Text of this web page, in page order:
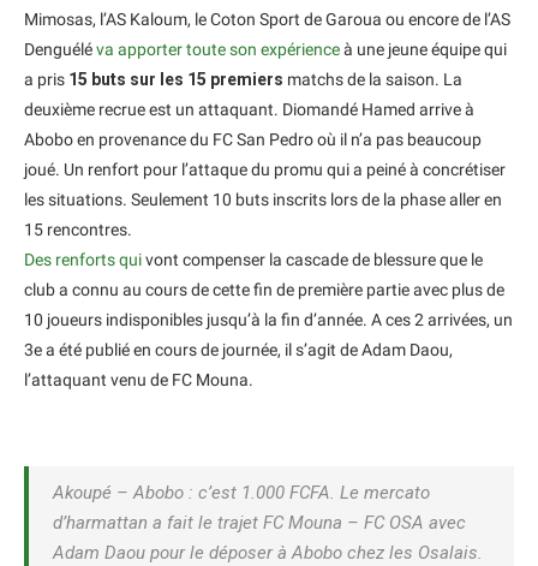
Mimosas, l’AS Kaloum, le Coton Sport de Garoua ou encore de l’AS
Denguéléva apporter toute son expérienceà une jeune équipe qui
a pris 15 buts sur les 15 premiers matchs de la saison. La
deuxième recrue est un attaquant. Diomandé Hamed arrive à
Abobo en provenance du FC San Pedro où il n’a pas beaucoup
joué. Un renfort pour l’attaque du promu qui a peiné à concrétiser
les situations. Seulement 10 buts inscrits lors de la phase aller en
15 rencontres.
Des renforts quivont compenser la cascade de blessure que le
club a connu au cours de cette fin de première partie avec plus de
10 joueurs indisponibles jusqu’à la fin d’année. A ces 2 arrivées, un
3e a été publié en cours de journée, il s’agit de Adam Daou,
l’attaquant venu de FC Mouna.
Akoupé – Abobo : c’est 1.000 FCFA. Le mercato
d’harmattan a fait le trajet FC Mouna – FC OSA avec
Adam Daou pour le déposer à Abobo chez les Osalais.